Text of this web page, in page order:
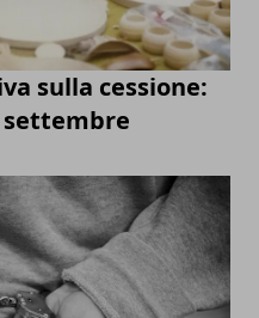
sulla cessione: